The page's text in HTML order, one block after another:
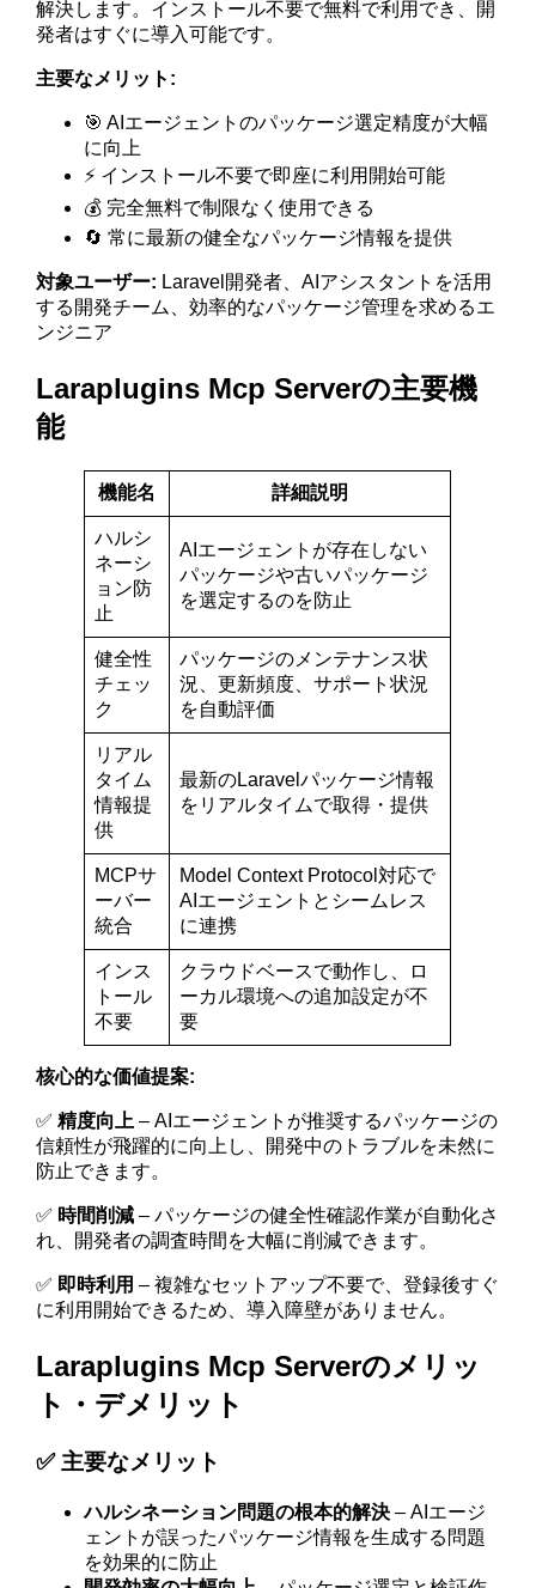
解決します。インストール不要で無料で利用でき、開
発者はすぐに導入可能です。
主要なメリット:
🎯 AIエージェントのパッケージ選定精度が大幅
に向上
⚡ インストール不要で即座に利用開始可能
💰 完全無料で制限なく使用できる
🔄 常に最新の健全なパッケージ情報を提供
対象ユーザー: Laravel開発者、AIアシスタントを活用
する開発チーム、効率的なパッケージ管理を求めるエ
ンジニア
Laraplugins Mcp Serverの主要機
能
機能名 詳細説明
ハルシ
ネーシ
ョン防
止
AIエージェントが存在しない
パッケージや古いパッケージ
を選定するのを防止
健全性
チェッ
ク
パッケージのメンテナンス状
況、更新頻度、サポート状況
を自動評価
リアル
タイム
情報提
供
最新のLaravelパッケージ情報
をリアルタイムで取得・提供
MCPサ
ーバー
統合
Model Context Protocol対応で
AIエージェントとシームレス
に連携
インス
トール
不要
クラウドベースで動作し、ロ
ーカル環境への追加設定が不
要
核心的な価値提案:
✅精度向上 – AIエージェントが推奨するパッケージの
信頼性が飛躍的に向上し、開発中のトラブルを未然に
防止できます。
✅ 時間削減 – パッケージの健全性確認作業が自動化さ
れ、開発者の調査時間を大幅に削減できます。
✅ 即時利用 – 複雑なセットアップ不要で、登録後すぐ
に利用開始できるため、導入障壁がありません。
Laraplugins Mcp Serverのメリッ
ト・デメリット
✅ 主要なメリット
ハルシネーション問題の根本的解決 – AIエージ
ェントが誤ったパッケージ情報を生成する問題
を効果的に防止